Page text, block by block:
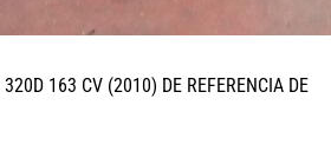
163 CV (2010) DE REFERENCIA DE